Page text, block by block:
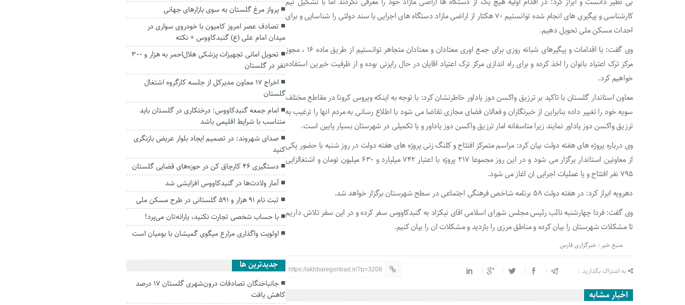
کارشناسی و پیگیری های انجام شده توانستیم ۷۰ هکتار از اراضی مازاد دستگاه های اجرایی با سند دولتی را شناسایی و برای
احداث مسکن ملی تحویل دهیم.
وی گفت: با اقدامات و پیگیرهای شبانه روزی برای جمع اوری معتادان و معتادان متجاهر توانستیم از طریق ماده ۱۶ ، مجوز
مرکز ترک اعتیاد بانوان را اخذ کرده و برای راه اندازی مرکز ترک اعتیاد اقایان در حال رایزنی بوده و از ظرفیت خیرین استفاده
خواهیم کرد.
معاون استاندار گلستان با تاکید بر ترزیق واکسن دوز یاداور خاطرنشان کرد: با توجه به اینکه ویروس کرونا در مقاطع مختلف
سویه خود را تغییر داده بنابراین از خبرنگاران و فعالان فضای مجازی تقاضا می شود با اطلاع رسانی به مردم انها را ترغیب به
ترزیق واکسن دوز یاداور نمایند زیرا متاسفانه امار ترزیق واکسن دوز یاداور و یا تکمیلی در شهرستان بسیار پایین است.
وی درباره پروژه های هفته دولت بیان کرد: مراسم متمرکز افتتاح و کلنگ زنی پروژه های هفته دولت در روز شنبه با حضور یکی
از معاونین استاندار برگزار می شود و در این روز مجموعا ۲۱۷ پروژه با اعتبار ۷۴۲ میلیارد و ۶۳۰ میلیون تومان و اشتغالزایی
۷۹۵ نفر افتتاح و یا عملیات اجرایی ان اغاز می شود.
دهرویه ابراز کرد: در هفته دولت ۵۸ برنامه شاخص فرهنگی اجتماعی در سطح شهرستان برگزار خواهد شد.
وی گفت: فردا چهارشنبه نائب رئیس مجلس شورای اسلامی اقای نیکزاد به گنبدکاووس سفر کرده و در این سفر تلاش داریم
تا مشکلات شهرستان را بیان کرده و مناطق مرزی را بازدید و مشکلات ان را بیان کنیم.
منبع خبر : خبرگزاری فارس
به اشتراک بگذارید : https://akhbaregonbad.ir/?p=3208
اخبار مشابه
پرواز مرغ گلستان به سوی بازارهای جهانی
تصادف عصر امروز کامیون با خودروی سواری در
میدان امام علی (ع) گنبدکاووس + نکته
تحویل امانی تجهیزات پزشکی هلال‌احمر به هزار و ۳۰۰
نفر در گلستان
اخراج ۱۷ معاون مدیرکل از جلسه کارگروه اشتغال
گلستان
امام جمعه گنبدکاووس: درختکاری‌ در گلستان باید
متناسب با شرایط اقلیمی باشد
صدای شهروند: در تصمیم ایجاد بلوار عریض بازنگری
کنید
دستگیری ۴۶ کارچاق کن در حوزه‌های قضایی گلستان
آمار ولادت‌ها در گنبدکاووس افزایشی شد
ثبت نام ۹۱ هزار و ۵۹۱ گلستانی در طرح مسکن ملی
با حساب شخصی تجارت نکنید، یارانه‌تان می‌پرد!
اولویت واگذاری مزارع میگوی گمیشان با بومیان است
جديدترين ها
جانباختگان تصادفات درون‌شهری گلستان ۱۷ درصد
کاهش یافت